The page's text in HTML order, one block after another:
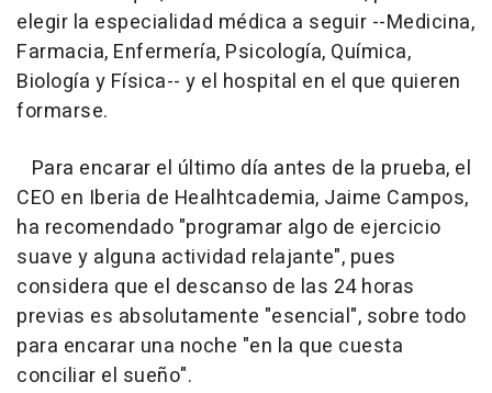
elegir la especialidad médica a seguir --Medicina,
Farmacia, Enfermería, Psicología, Química,
Biología y Física-- y el hospital en el que quieren
formarse.
Para encarar el último día antes de la prueba, el
CEO en Iberia de Healhtcademia, Jaime Campos,
ha recomendado "programar algo de ejercicio
suave y alguna actividad relajante", pues
considera que el descanso de las 24 horas
previas es absolutamente "esencial", sobre todo
para encarar una noche "en la que cuesta
conciliar el sueño".